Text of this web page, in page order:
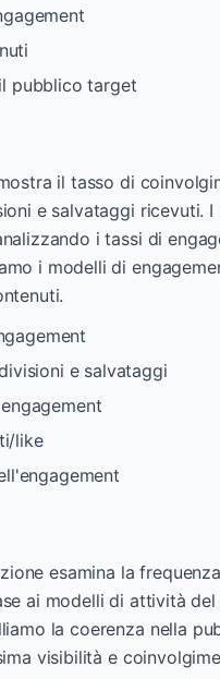
pubblico target
il tasso di
e salvataggi ricevuti.
i tassi di
i modelli di
e salvataggi
like
esamina la
ai modelli di attività
la coerenza nella
visibilità e